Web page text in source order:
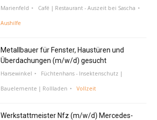
Marienfeld Café | Restaurant - Auszeit bei Sascha
Aushilfe
Metallbauer für Fenster, Haustüren und
Überdachungen (m/w/d) gesucht
Harsewinkel Füchtenhans - Insektenschutz |
Bauelemente | Rollladen Vollzeit
Werkstattmeister Nfz (m/w/d) Mercedes-